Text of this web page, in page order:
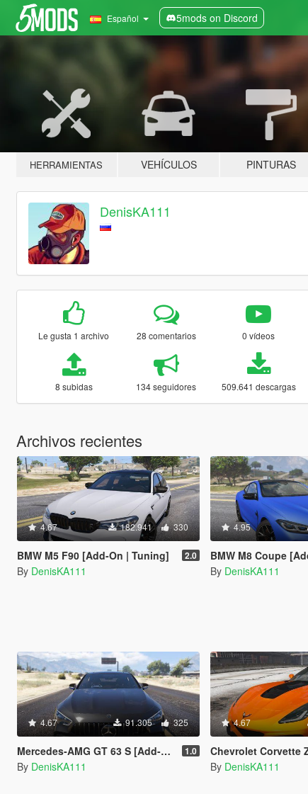
Español 5mods on Discord
HERRAMIENTAS VEHÍCULOS PINTURAS
DenisKA111
Le gusta 1 archivo 28 comentarios 0 vídeos
8 subidas 134 seguidores 509.641 descargas
Archivos recientes
4.67 182.941 330
BMW M5 F90 [Add-On | Tuning] 2.0
By DenisKA111
4.95
BMW M8 Coupe
By DenisKA111
4.67 91.305 325
Mercedes‑AMG GT 63 S [Add-On | Auto Spoiler | Tuning] 1.0
By DenisKA111
4.67
Chevrolet Corvette ZR1
By DenisKA111